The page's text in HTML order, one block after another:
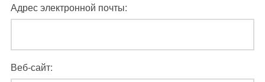
Адрес электронной почты:
Веб-сайт: